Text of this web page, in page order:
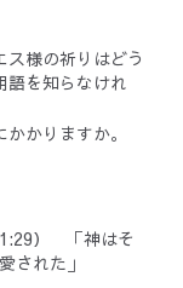
様の祈りはどう
語を知らなけれ
かりますか。
1:29） 「神はそ
された」